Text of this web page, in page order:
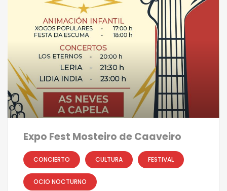
Expo Fest Mosteiro de Caaveiro
CONCIERTO CULTURA FESTIVAL
OCIO NOCTURNO